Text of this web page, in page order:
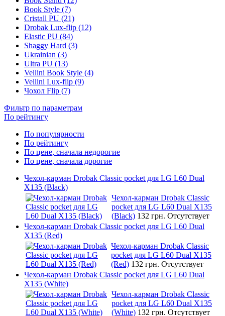
Book Style (7)
Cristall PU (21)
Drobak Lux-flip (12)
Elastic PU (84)
Shaggy Hard (3)
Ukrainian (3)
Ultra PU (13)
Vellini Book Style (4)
Vellini Lux-flip (9)
Чохол Flip (7)
Фильтр по параметрам
По рейтингу
По популярности
По рейтингу
По цене, сначала недорогие
По цене, сначала дорогие
Чехол-карман Drobak Classic pocket для LG L60 Dual
X135 (Black)
Чехол-карман Drobak Classic
pocket для LG L60 Dual X135
(Black) 132 грн. Отсутствует
Чехол-карман Drobak Classic pocket для LG L60 Dual
X135 (Red)
Чехол-карман Drobak Classic
pocket для LG L60 Dual X135
(Red) 132 грн. Отсутствует
Чехол-карман Drobak Classic pocket для LG L60 Dual
X135 (White)
Чехол-карман Drobak Classic
pocket для LG L60 Dual X135
(White) 132 грн. Отсутствует